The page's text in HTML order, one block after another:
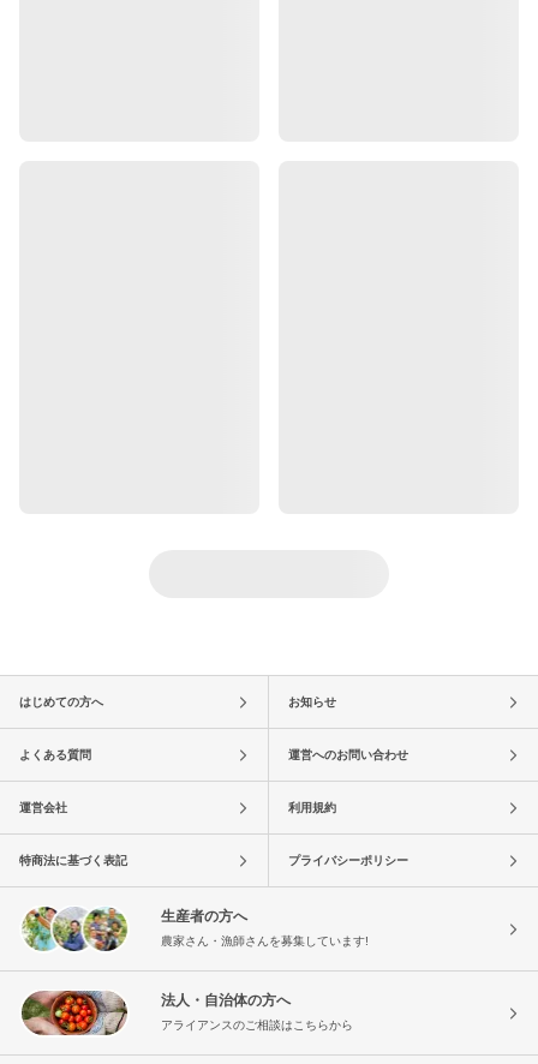
はじめての方へ お知らせ
よくある質問 運営へのお問い合わせ
運営会社 利用規約
特商法に基づく表記 プライバシーポリシー
生産者の方へ
農家さん・漁師さんを募集しています!
法人・自治体の方へ
アライアンスのご相談はこちらから